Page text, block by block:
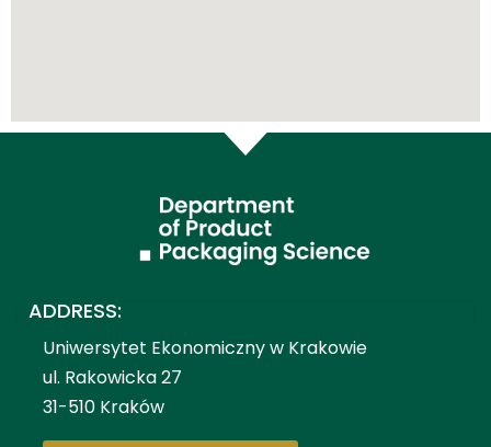
ADDRESS:
Uniwersytet Ekonomiczny w Krakowie
ul. Rakowicka 27
31-510 Kraków